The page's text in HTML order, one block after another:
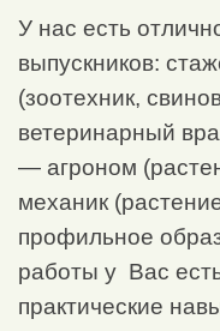
У нас есть
выпускников:
(зоотехник,
ветеринарный
— агроном
механик
профильное
работы у Вас
практические